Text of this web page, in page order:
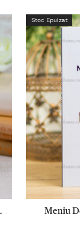
Stoc Epuizat
Meniu